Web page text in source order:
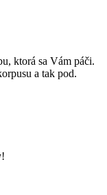
ktorá sa Vám páči.
a tak pod.